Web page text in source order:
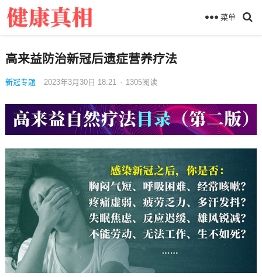
菜单
高来益防治新冠后遗症营养疗法
新冠专题 2023年3月30日 18:21 · 1305阅读